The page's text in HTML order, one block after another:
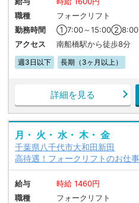
職種
フォークリフト
勤務時間
①7:00～15:00②8:00
アクセス
南船橋駅から徒歩8分
週3日以下 長期（3ヶ月以上）
詳細を見る
月・ 火・ 水・ 木・ 金
千葉県八千代市大和田新田
高待遇！フォークリフトのお仕事
給与
時給 1460円
職種
フォークリフト